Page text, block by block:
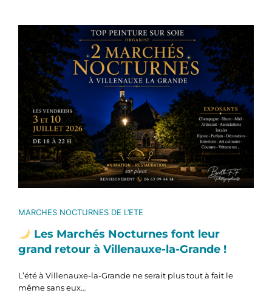
Voir
l'image
agrandie
MARCHES NOCTURNES DE L’ETE
Les Marchés Nocturnes font leur
grand retour à Villenauxe-la-Grande !
L’été à Villenauxe-la-Grande ne serait plus tout à fait le
même sans eux…